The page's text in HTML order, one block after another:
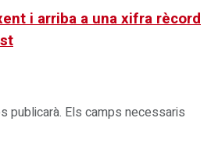
i arriba a una xifra rècord
publicarà. Els camps necessaris